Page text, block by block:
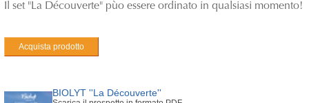
Il set "La Découverte" pùo essere ordinato in qualsiasi momento!
Acquista prodotto
BIOLYT ''La Découverte''